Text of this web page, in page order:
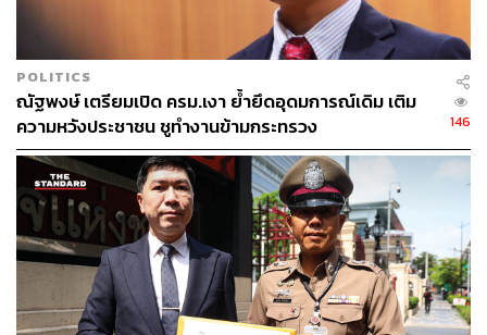
POLITICS
ณัฐพงษ์ เตรียมเปิด ครม.เงา ย้ำยึดอุดมการณ์เดิม เติม
ความหวังประชาชน ชูทำงานข้ามกระทรวง
146